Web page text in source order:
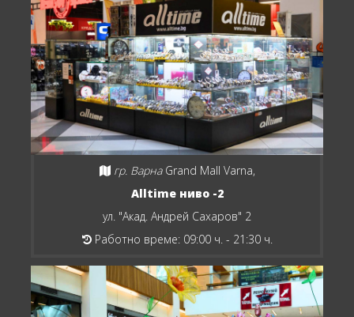
гр. Варна Grand Mall Varna,
Alltime ниво -2
ул. "Акад. Андрей Сахаров" 2
Работно време: 09:00 ч. - 21:30 ч.